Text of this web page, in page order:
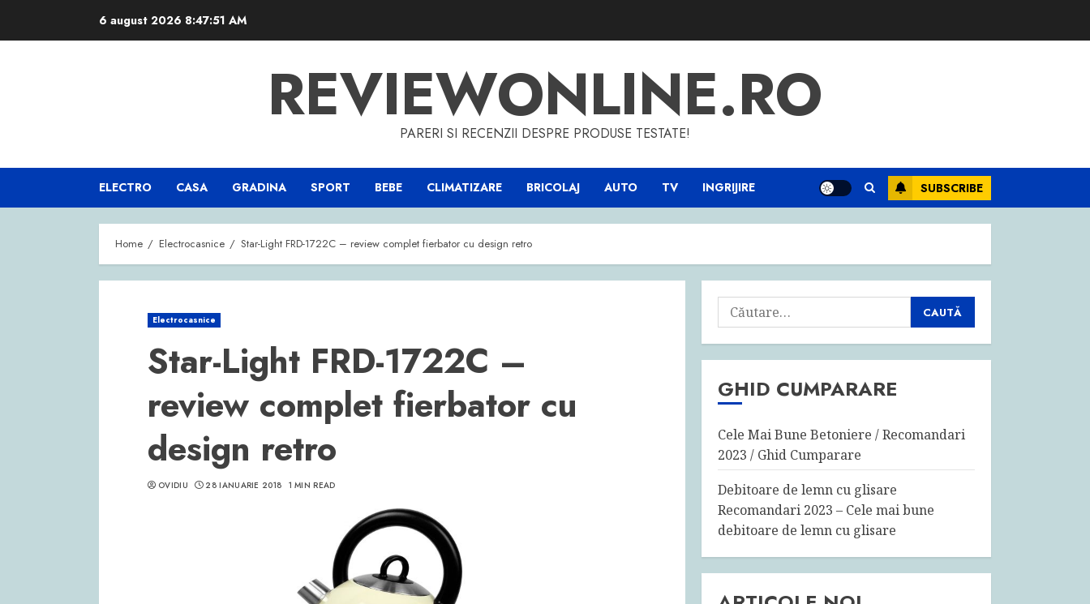
6 august 2026 8:47:52 AM
REVIEWONLINE.RO
PARERI SI RECENZII DESPRE PRODUSE TESTATE!
ELECTRO CASA GRADINA SPORT BEBE CLIMATIZARE BRICOLAJ AUTO TV INGRIJIRE SUBSCRIBE
Home Electrocasnice Star-Light FRD-1722C – review complet fierbator cu design retro
Electrocasnice
Star-Light FRD-1722C –
review complet fierbator cu
design retro
OVIDIU 28 IANUARIE 2018 1 MIN READ
Caută
după:
GHID CUMPARARE
Cele Mai Bune Betoniere / Recomandari
2023 / Ghid Cumparare
Debitoare de lemn cu glisare
Recomandari 2023 – Cele mai bune
debitoare de lemn cu glisare